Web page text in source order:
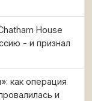
House
- и признал
как операция
и